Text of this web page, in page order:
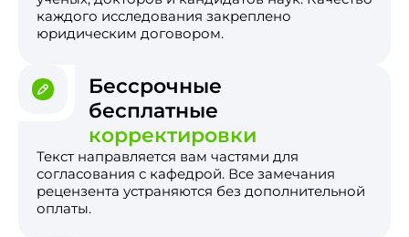
каждого исследования закреплено
юридическим договором.
Бессрочные
бесплатные
корректировки
Текст направляется вам частями для
согласования с кафедрой. Все замечания
рецензента устраняются без дополнительной
оплаты.